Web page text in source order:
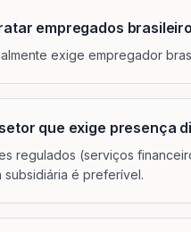
empregados
exige empregador
que exige presença
regulados (serviços
subsidiária é preferível.